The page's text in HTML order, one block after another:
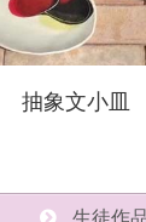
抽象文小皿